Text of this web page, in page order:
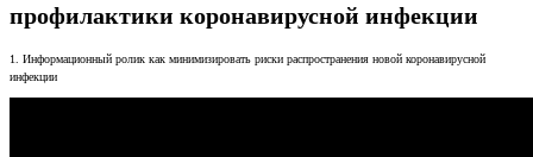
профилактики коронавирусной инфекции
1. Информационный ролик как минимизировать риски распространения новой коронавирусной
инфекции